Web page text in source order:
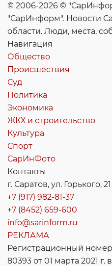
© 2006-2026 ©
"СарИнформ". Новости
области. Люди, места,
Навигация
Общество
Происшествия
Суд
Политика
Экономика
ЖКХ и строительство
Культура
Спорт
СарИнФото
Контакты
г. Саратов, ул. Горького, 21
+7 (917) 982-81-37
+7 (8452) 659-600
info@sarinform.ru
РЕКЛАМА
Регистрационный
80393 от 01 марта 2021